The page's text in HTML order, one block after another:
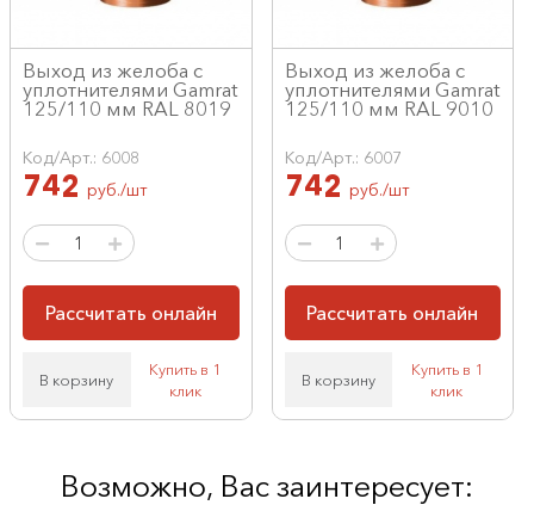
Выход из желоба с
уплотнителями Gamrat
125/110 мм RAL 8019
Код/Арт.: 6008
742 руб./шт
Рассчитать онлайн
В корзину
Купить в 1
клик
Выход из желоба с
уплотнителями Gamrat
125/110 мм RAL 9010
Код/Арт.: 6007
742 руб./шт
Рассчитать онлайн
В корзину
Купить в 1
клик
Возможно, Вас заинтересует: